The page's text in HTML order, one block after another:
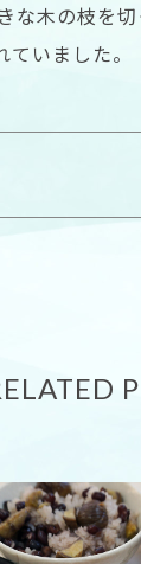
木の枝を
いました。